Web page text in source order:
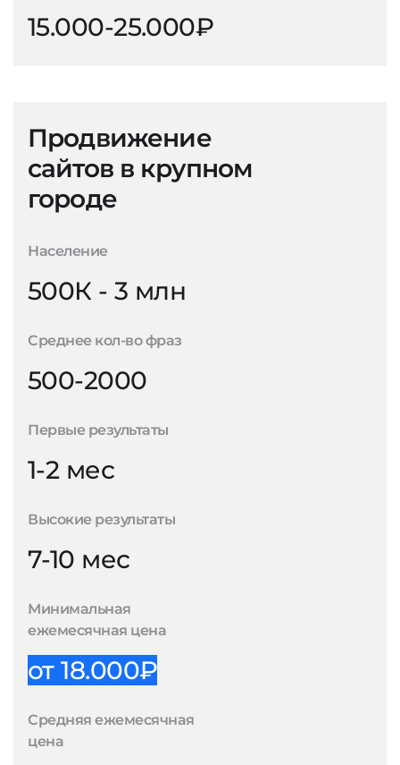
15.000-25.000₽
Продвижение
сайтов в крупном
городе
Население
500К - 3 млн
Среднее кол-во фраз
500-2000
Первые результаты
1-2 мес
Высокие результаты
7-10 мес
Минимальная
ежемесячная цена
от 18.000₽
Средняя ежемесячная
цена